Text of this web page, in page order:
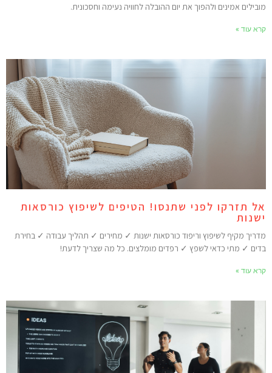
אמינים ולהפוך את יום ההובלה לחוויה נעימה וחסכונית.
עוד »
תזרקו לפני שתנסו! הטיפים לשיפוץ כורסאות
מקיף לשיפוץ וריפוד כורסאות ישנות ✓ מחירים ✓ תהליך עבודה ✓ בחירת
✓ מתי כדאי לשפץ ✓ רפדים מומלצים. כל מה שצריך לדעת!
עוד »